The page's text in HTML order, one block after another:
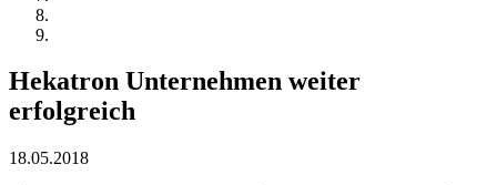
Hekatron Unternehmen weiter
erfolgreich
18.05.2018